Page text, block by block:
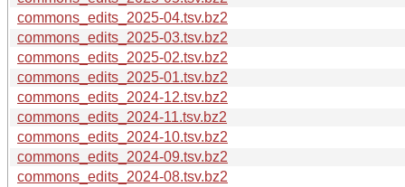
commons_edits_2025-04.tsv.bz2
commons_edits_2025-03.tsv.bz2
commons_edits_2025-02.tsv.bz2
commons_edits_2025-01.tsv.bz2
commons_edits_2024-12.tsv.bz2
commons_edits_2024-11.tsv.bz2
commons_edits_2024-10.tsv.bz2
commons_edits_2024-09.tsv.bz2
commons_edits_2024-08.tsv.bz2